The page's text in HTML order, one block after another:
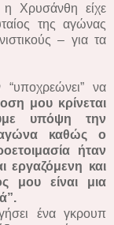
Χρυσάνθη είχε
της αγώνας
– για τα
να
μου κρίνεται
υπόψη την
καθώς ο
ήταν
εργαζόμενη και
μου είναι μια
ένα γκρουπ